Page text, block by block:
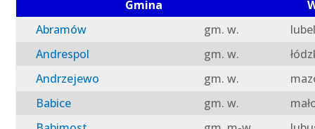
Gmina
Abramów
gm. w.
Andrespol
gm. w.
Andrzejewo
gm. w.
Babice
gm. w.